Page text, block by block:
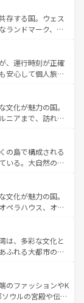
プロヴァンスの
み方が可能だ。さ
おり、どの街角に
なる文化を体験で
報はコンテンツ一覧
ことがない。ベ
ルプスの絶景、そ
景は必見。ビール
着の
ほしい。
存する国。ウェス
ランドマーク、歴
雅なアフタヌーン
パブ、サッカー観
富。イギリスを旅
、運行時刻が正確
安心して個人旅行
はのユニークな
町歩きも満喫する
価も高いが、旅行
なお、新
照してほしい。
文化が魅力の国。
ニアまで、訪れる
、エンターテイ
。一方、アメリカ
ニオンやイエロー
融合した独特の
異なる魅力を楽
感じることができ
。
の島で構成される
いる。大自然の神
といえばオアフ
島やカウアイ島が
をはじめ、豊かな
くれるハワイの
アンミュージッ
ハワイの魅力を彩
文化が魅力の国。
ペラハウス、オー
（エアーズロッ
ンズの熱帯雨林な
やワイン、オージ
ーフィンやダイ
きにはたまらな
に味わいつくそ
は、多彩な文化と
ふれる大都市の台
ど、都市の喧騒
人に新しい発見と
台湾の食文化も魅
のファッションやK
ウルの宮殿や伝統